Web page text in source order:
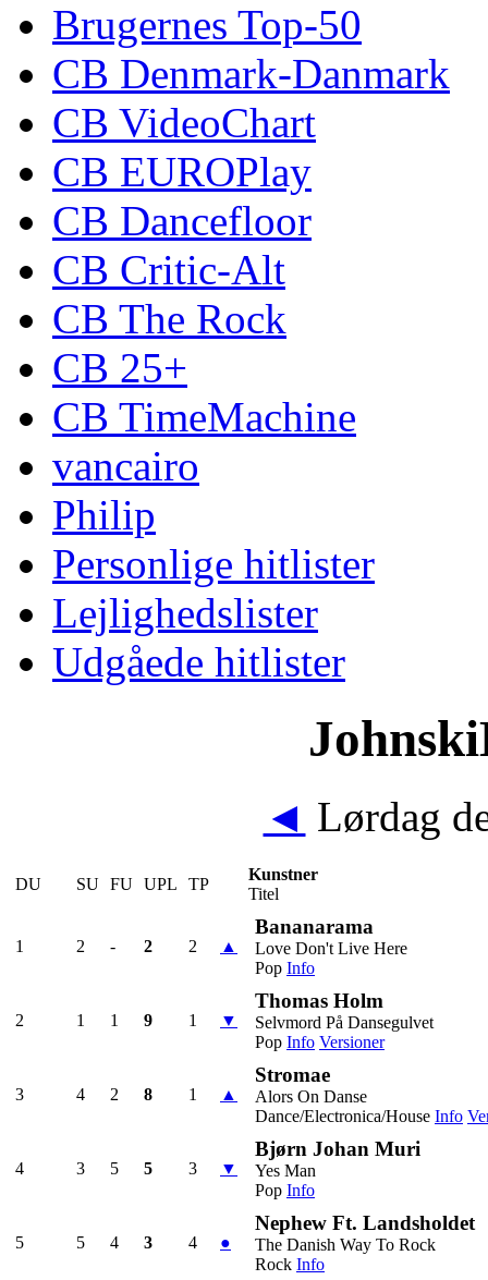
Brugernes Top-50
CB Denmark-Danmark
CB VideoChart
CB EUROPlay
CB Dancefloor
CB Critic-Alt
CB The Rock
CB 25+
CB TimeMachine
vancairo
Philip
Personlige hitlister
Lejlighedslister
Udgåede hitlister
◄ Lørdag
DU SU FU UPL TP
Kunstner
Titel
1 2 - 2 2 ▲
Bananarama
Love Don't Live Here
Pop Info
2 1 1 9 1 ▼
Thomas Holm
Selvmord På Dansegulvet
Pop Info Versioner
3 4 2 8 1 ▲
Stromae
Alors On Danse
Dance/Electronica/House Info
4 3 5 5 3 ▼
Bjørn Johan Muri
Yes Man
Pop Info
5 5 4 3 4 ●
Nephew Ft. Landsholdet
The Danish Way To Rock
Rock Info